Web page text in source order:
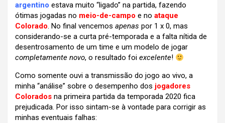
argentino estava muito “ligado” na partida, fazendo
ótimas jogadas no meio-de-campo e no ataque
Colorado. No final vencemos apenas por 1 x 0, mas
considerando-se a curta pré-temporada e a falta nítida de
desentrosamento de um time e um modelo de jogar
completamente novo, o resultado foi excelente!
Como somente ouvi a transmissão do jogo ao vivo, a
minha “análise” sobre o desempenho dos jogadores
Colorados na primeira partida da temporada 2020 fica
prejudicada. Por isso sintam-se à vontade para corrigir as
minhas eventuais falhas: